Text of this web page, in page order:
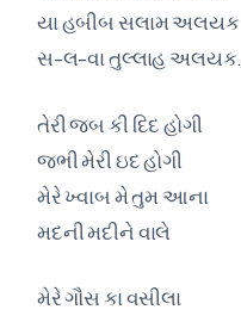
યા હબીબ સલામ અલયક
સ-લ-વા તુલ્લાહ અલયક.
તેરી જબ કી દિદ હોગી
જભી મેરી ઇદ હોગી
મેરે ખ્વાબ મે તુમ આના
મદની મદીને વાલે
મેરે ગૌસ કા વસીલા